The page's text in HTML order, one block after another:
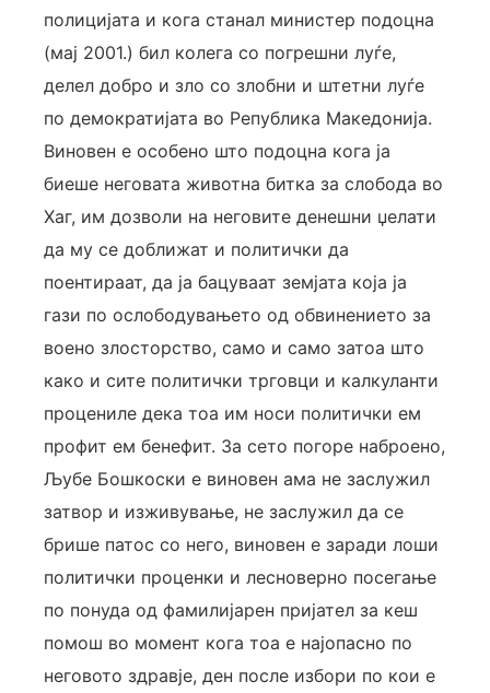
полицијата и кога станал министер подоцна
(мај 2001.) бил колега со погрешни луѓе,
делел добро и зло со злобни и штетни луѓе
по демократијата во Република Македонија.
Виновен е особено што подоцна кога ја
биеше неговата животна битка за слобода во
Хаг, им дозволи на неговите денешни џелати
да му се доближат и политички да
поентираат, да ја бацуваат земјата која ја
гази по ослободувањето од обвинението за
воено злосторство, само и само затоа што
како и сите политички трговци и калкуланти
процениле дека тоа им носи политички ем
профит ем бенефит. За сето погоре наброено,
Љубе Бошкоски е виновен ама не заслужил
затвор и изживување, не заслужил да се
брише патос со него, виновен е заради лоши
политички проценки и лесноверно посегање
по понуда од фамилијарен пријател за кеш
помош во момент кога тоа е најопасно по
неговото здравје, ден после избори по кои е